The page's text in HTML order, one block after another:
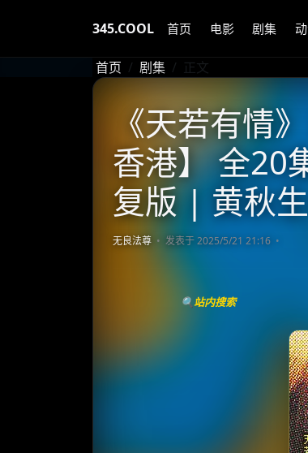
345.COOL 首页 电影 剧集
首页 剧集 正文
《天若有情
香港】 全20
复版 | 黄秋
无良法尊 发表于 2025/5/21 21:16
🔍站内搜索